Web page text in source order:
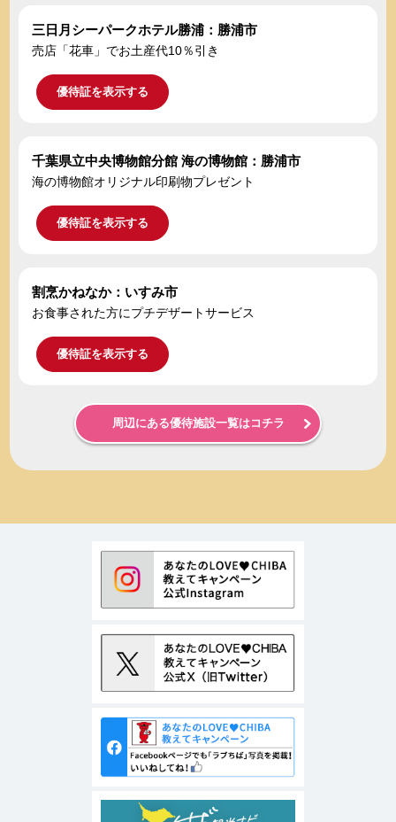
三日月シーパークホテル勝浦：勝浦市
売店「花車」でお土産代10％引き
優待証を表示する
千葉県立中央博物館分館 海の博物館：勝浦市
海の博物館オリジナル印刷物プレゼント
優待証を表示する
割烹かねなか：いすみ市
お食事された方にプチデザートサービス
優待証を表示する
周辺にある優待施設一覧はコチラ